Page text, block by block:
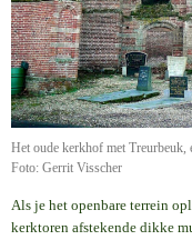
Het oude kerkhof met Treurbeuk,
Foto: Gerrit Visscher
Als je het openbare terrein
kerktoren afstekende dikke